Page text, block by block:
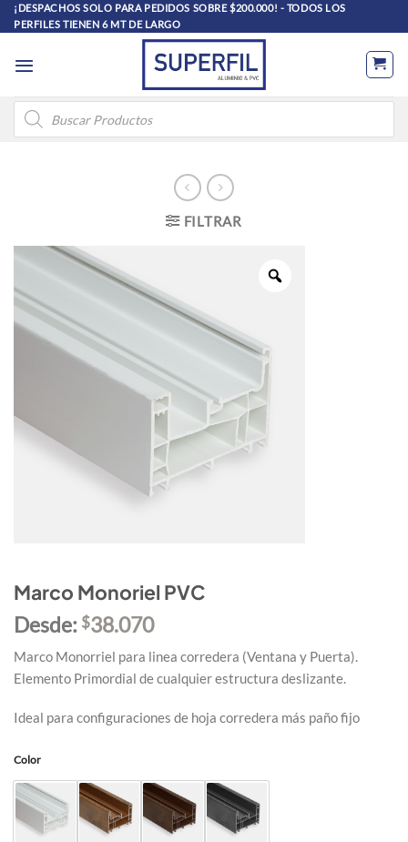
Saltar
al
¡DESPACHOS SOLO PARA PEDIDOS SOBRE $200.000! - TODOS LOS
PERFILES TIENEN 6 MT DE LARGO
Búsqueda
productos
FILTRAR
Marco Monoriel PVC
Desde: $38.070
Marco Monorriel para linea corredera (Ventana y Puerta).
Elemento Primordial de cualquier estructura deslizante.
Ideal para configuraciones de hoja corredera más paño fijo
Color